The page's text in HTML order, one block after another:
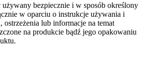
bezpiecznie i w sposób określony
w oparciu o instrukcje używania i
ostrzeżenia lub informacje na temat
na produkcie bądź jego opakowaniu